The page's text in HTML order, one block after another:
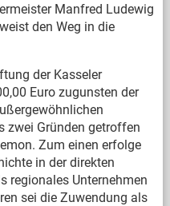
Manfred Ludewig
den Weg in die
der Kasseler
Euro zugunsten der
zwei Gründen getroffen
Zum einen erfolge
in der direkten
regionales Unternehmen
sei die Zuwendung als